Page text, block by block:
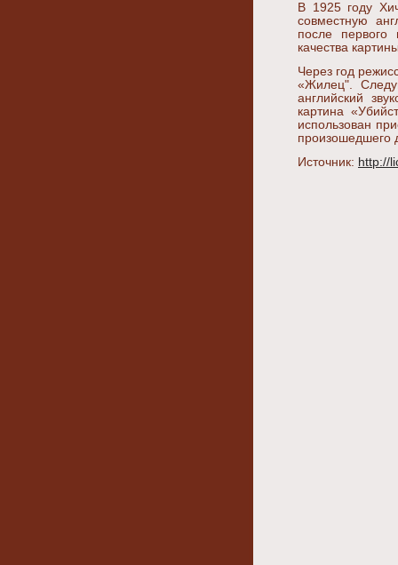
В 1925 году
совместную
после первого
качества
Через год
«Жилец".
английский
картина
использован
произошедшего
Источник: http://